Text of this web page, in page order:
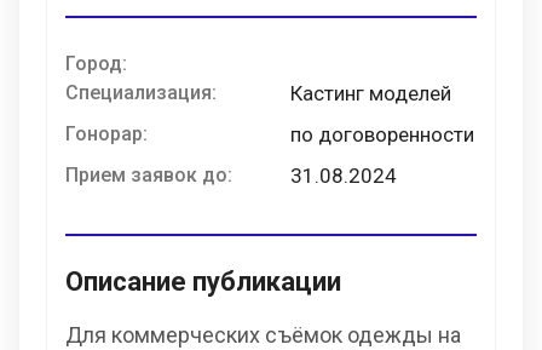
Город:
Специализация:
Кастинг моделей
Гонорар: по договоренности
Прием заявок до: 31.08.2024
Описание публикации
Для коммерческих съёмок одежды на